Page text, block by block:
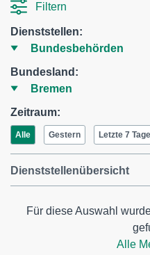
Filtern
Dienststellen:
Bundesland:
Zeitraum:
Alle Gestern Letzte 7 Tage
Dienststellenübersicht
Für diese Auswahl
Alle